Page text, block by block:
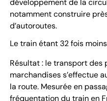
développement de la
notamment construire
d’autoroutes.
Le train étant 32 fois
Résultat : le transport des
marchandises s’effectue
la route. Mesurée en
fréquentation du train en